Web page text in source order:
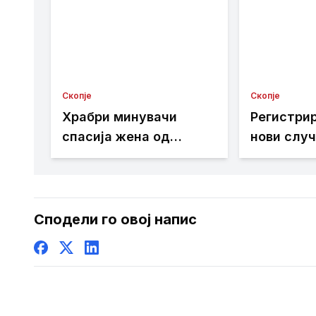
Скопје
Храбри минувачи
спасија жена од
реката Вардар кај
Скопје
нови
Сподели го овој напис